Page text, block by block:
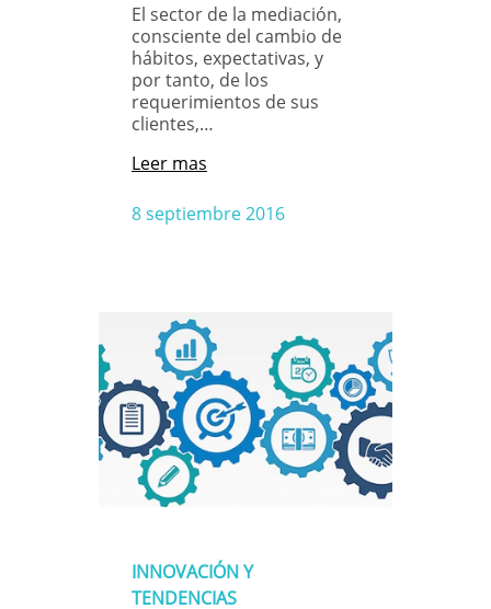
El sector de la mediación,
consciente del cambio de
hábitos, expectativas, y
por tanto, de los
requerimientos de sus
clientes,…
8 septiembre 2016
Leer mas
INNOVACIÓN Y
TENDENCIAS